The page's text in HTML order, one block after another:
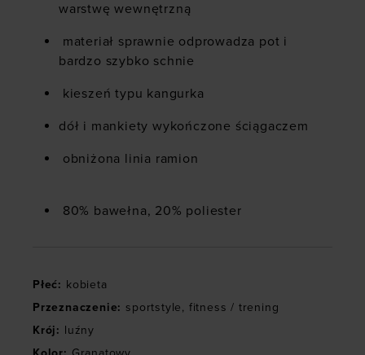
warstwę wewnętrzną
materiał sprawnie odprowadza pot i
bardzo szybko schnie
kieszeń typu kangurka
dół i mankiety wykończone ściągaczem
obniżona linia ramion
80% bawełna, 20% poliester
Płeć: kobieta
Przeznaczenie: sportstyle, fitness / trening
Krój: luźny